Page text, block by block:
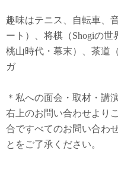
趣味はテニス、自転車、
ート）、将棋（Shogiの
桃山時代・幕末）、茶道
ガ
＊私への面会・取材・講
右上のお問い合わせより
合ですべてのお問い合わ
とをご了承ください。